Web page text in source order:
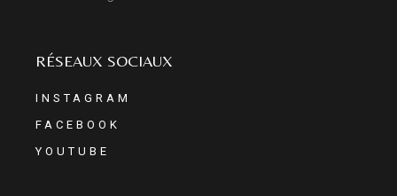
RÉSEAUX SOCIAUX
INSTAGRAM
FACEBOOK
YOUTUBE